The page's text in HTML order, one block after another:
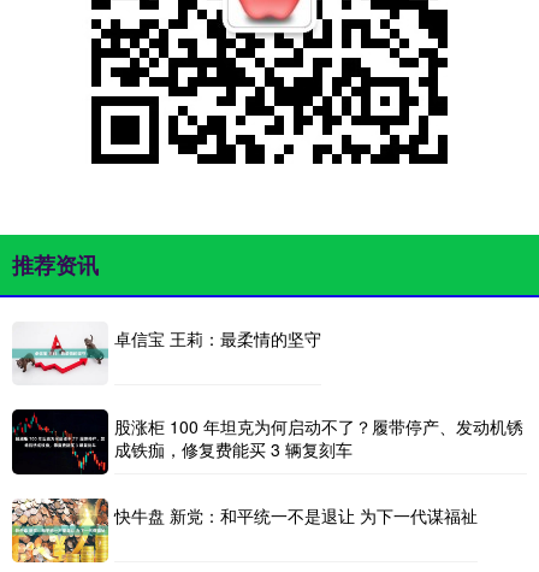
推荐资讯
卓信宝 王莉：最柔情的坚守
股涨柜 100 年坦克为何启动不了？履带停产、发动机锈
成铁痂，修复费能买 3 辆复刻车
快牛盘 新党：和平统一不是退让 为下一代谋福祉